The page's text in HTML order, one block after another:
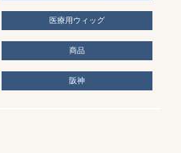
医療用ウィッグ
商品
阪神